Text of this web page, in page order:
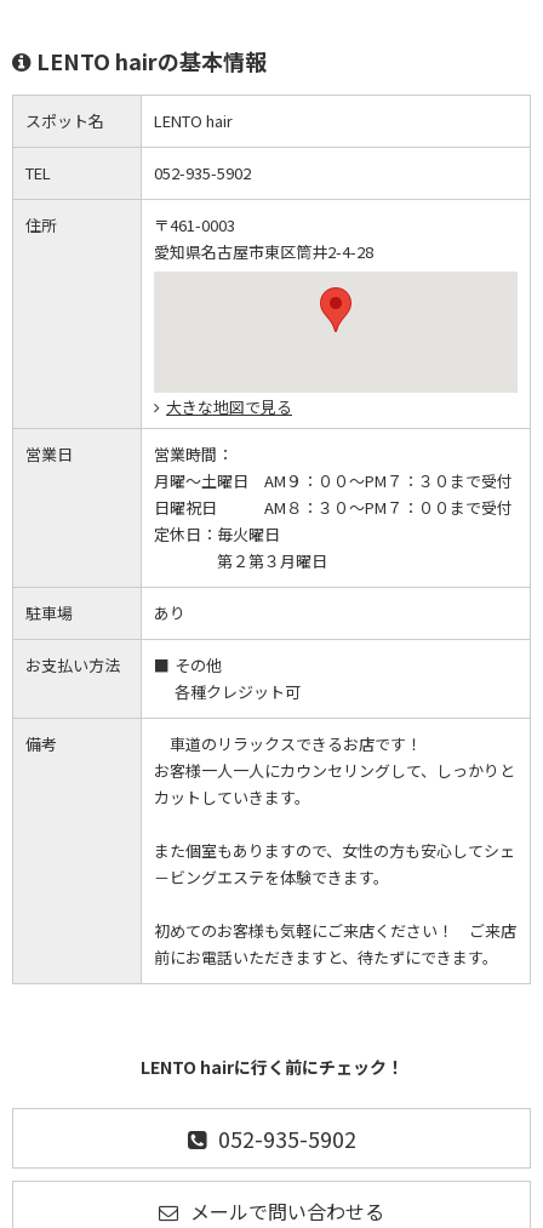
LENTO hairの基本情報
スポット名 LENTO hair
TEL 052-935-5902
住所
〒461-0003
愛知県名古屋市東区筒井2-4-28
大きな地図で見る
営業日
営業時間：
月曜～土曜日 AM９：００～PM７：３０まで受付
日曜祝日 AM８：３０～PM７：００まで受付
定休日： 毎火曜日
第２第３月曜日
駐車場 あり
お支払い方法
その他
各種クレジット可
備考
車道のリラックスできるお店です！
お客様一人一人にカウンセリングして、しっかりと
カットしていきます。
また個室もありますので、女性の方も安心してシェ
－ビングエステを体験できます。
初めてのお客様も気軽にご来店ください！ ご来店
前にお電話いただきますと、待たずにできます。
LENTO hairに行く前にチェック！
052-935-5902
メールで問い合わせる